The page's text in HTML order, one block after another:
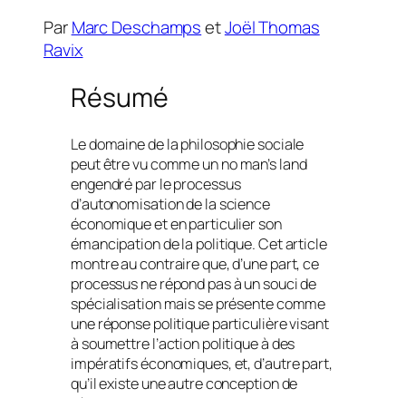
ParMarc DeschampsetJoël Thomas
Ravix
Résumé
Le domaine de la philosophie sociale
peut être vu comme unno man’s land
engendré par le processus
d’autonomisation de la science
économique et en particulier son
émancipation de la politique. Cet article
montre au contraire que, d’une part, ce
processus ne répond pas à un souci de
spécialisation mais se présente comme
une réponse politique particulière visant
à soumettre l’action politique à des
impératifs économiques, et, d’autre part,
qu’il existe une autre conception de